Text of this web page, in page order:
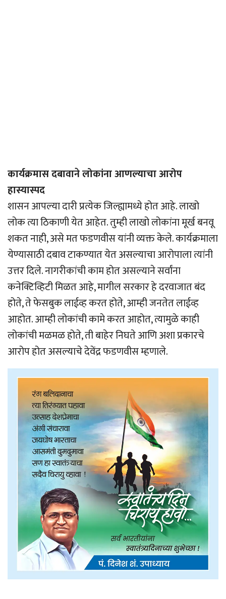
कार्यक्रमास दबावाने लोकांना आणल्याचा आरोप
हास्यास्पद
शासन आपल्या दारी प्रत्येक जिल्ह्यामध्ये होत आहे. लाखो
लोक त्या ठिकाणी येत आहेत. तुम्ही लाखो लोकांना मूर्ख बनवू
शकत नाही, असे मत फडणवीस यांनी व्यक्त केले. कार्यक्रमाला
येण्यासाठी दबाव टाकण्यात येत असल्याचा आरोपाला त्यांनी
उत्तर दिले. नागरीकांची काम होत असल्याने सर्वांना
कनेक्टिव्हिटी मिळत आहे, मागील सरकार हे दरवाजात बंद
होते, ते फेसबुक लाईव्ह करत होते, आम्ही जनतेत लाईव्ह
आहोत. आम्ही लोकांची कामे करत आहोत, त्यामुळे काही
लोकांची मळमळ होते, ती बाहेर निघते आणि अशा प्रकारचे
आरोप होत असल्याचे देवेंद्र फडणवीस म्हणाले.